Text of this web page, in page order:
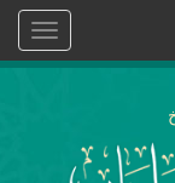
Toggle